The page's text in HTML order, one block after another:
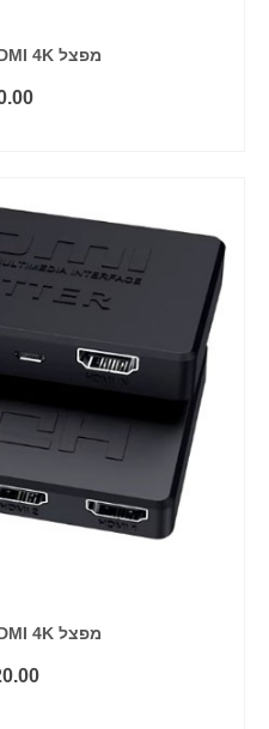
מפצל HDMI 4K ל 2 מסכים
מפצל HDMI 4K ל 4 מסכים